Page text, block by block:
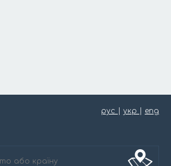
рус укр eng